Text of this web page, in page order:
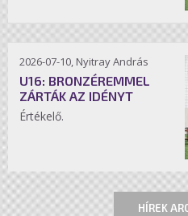
2026-07-10, Nyitray András
U16: BRONZÉREMMEL
ZÁRTÁK AZ IDÉNYT
Értékelő.
HÍREK